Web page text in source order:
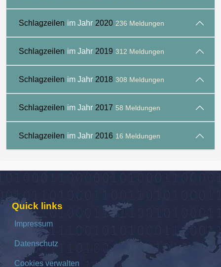
Schlagzeilen im Jahr 2020 236 Meldungen
Schlagzeilen im Jahr 2019 312 Meldungen
Schlagzeilen im Jahr 2018 308 Meldungen
Schlagzeilen im Jahr 2017 58 Meldungen
Schlagzeilen im Jahr 2016 16 Meldungen
Quick links
Impressum
Datenschutz
Cookies verwalten